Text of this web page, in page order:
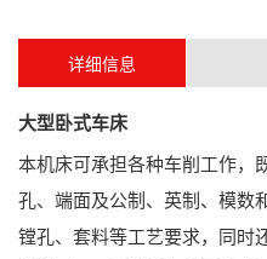
详细信息
大型卧式车床
本机床可承担各种车削工作，
孔、端面及公制、英制、模数
镗孔、套料等工艺要求，同时